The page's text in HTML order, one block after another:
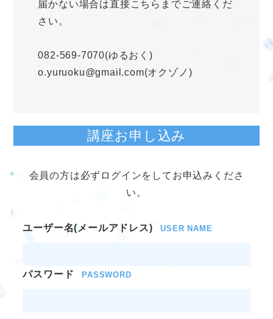
届かない場合は直接こちらまでご連絡くだ
さい。
082-569-7070(ゆるおく)
o.yuruoku@gmail.com(オクゾノ)
講座お申し込み
会員の方は必ずログインをしてお申込みくださ
い。
ユーザー名(メールアドレス) USER NAME
パスワード PASSWORD